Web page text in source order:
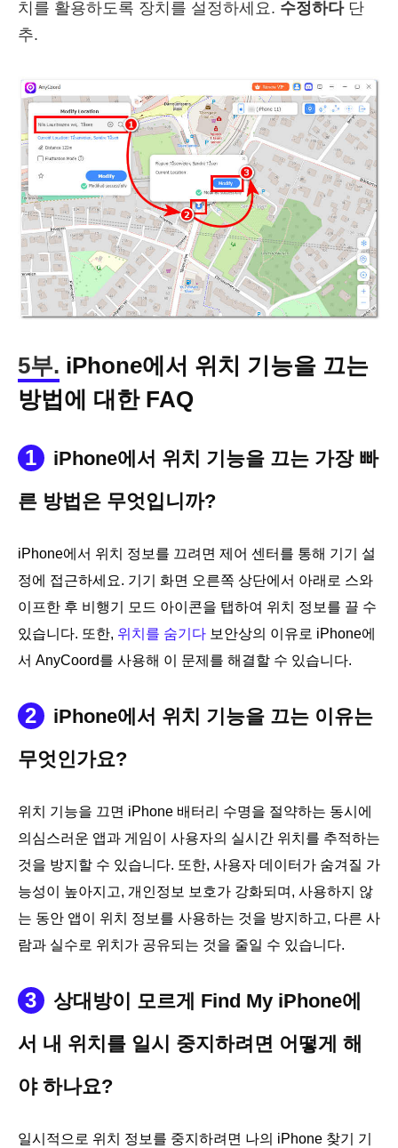
치를 활용하도록 장치를 설정하세요. 수정하다단
추.
5부. iPhone에서 위치 기능을 끄는
방법에 대한 FAQ
1
iPhone에서 위치 기능을 끄는 가장 빠
른 방법은 무엇입니까?
iPhone에서 위치 정보를 끄려면 제어 센터를 통해 기기 설
정에 접근하세요. 기기 화면 오른쪽 상단에서 아래로 스와
이프한 후 비행기 모드 아이콘을 탭하여 위치 정보를 끌 수
있습니다. 또한, 위치를 숨기다 보안상의 이유로 iPhone에
서 AnyCoord를 사용해 이 문제를 해결할 수 있습니다.
2
iPhone에서 위치 기능을 끄는 이유는
무엇인가요?
위치 기능을 끄면 iPhone 배터리 수명을 절약하는 동시에
의심스러운 앱과 게임이 사용자의 실시간 위치를 추적하는
것을 방지할 수 있습니다. 또한, 사용자 데이터가 숨겨질 가
능성이 높아지고, 개인정보 보호가 강화되며, 사용하지 않
는 동안 앱이 위치 정보를 사용하는 것을 방지하고, 다른 사
람과 실수로 위치가 공유되는 것을 줄일 수 있습니다.
3
상대방이 모르게 Find My iPhone에
서 내 위치를 일시 중지하려면 어떻게 해
야 하나요?
일시적으로 위치 정보를 중지하려면 나의 iPhone 찾기 기